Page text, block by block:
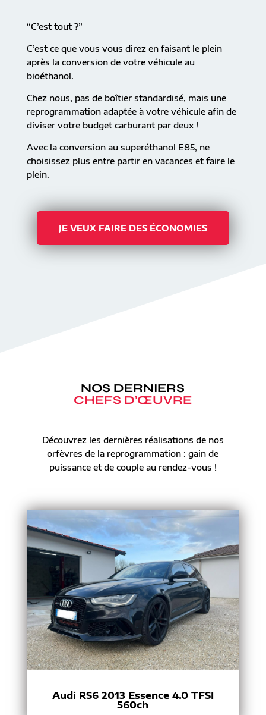
“C’est tout ?”
C’est ce que vous vous direz en faisant le plein
après la conversion de votre véhicule au
bioéthanol.
Chez nous, pas de boîtier standardisé, mais une
reprogrammation adaptée à votre véhicule afin de
diviser votre budget carburant par deux !
Avec la conversion au superéthanol E85, ne
choisissez plus entre partir en vacances et faire le
plein.
JE VEUX FAIRE DES ÉCONOMIES
NOS DERNIERS
CHEFS D’ŒUVRE
Découvrez les dernières réalisations de nos
orfèvres de la reprogrammation : gain de
puissance et de couple au rendez-vous !
Audi RS6 2013 Essence 4.0 TFSI
560ch